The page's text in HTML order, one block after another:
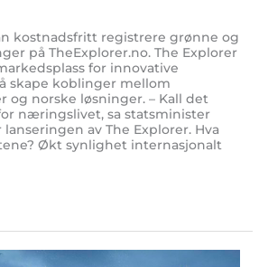
kostnadsfritt registrere grønne og
på TheExplorer.no. The Explorer
for innovative
skape koblinger mellom
og norske løsninger. – Kall det
næringslivet, sa statsminister
av The Explorer. Hva
Økt synlighet internasjonalt